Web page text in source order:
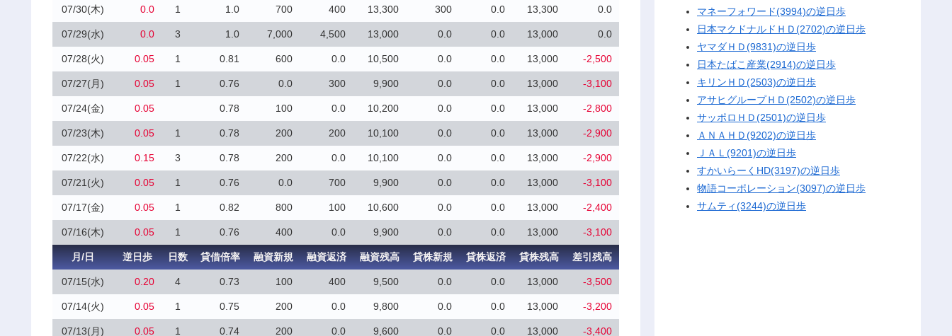
07/30(木) 0.0 1 1.0 700 400 13,300 300 0.0 13,300 0.0
07/29(水) 0.0 3 1.0 7,000 4,500 13,000 0.0 0.0 13,000 0.0
07/28(火) 0.05 1 0.81 600 0.0 10,500 0.0 0.0 13,000 -2,500
07/27(月) 0.05 1 0.76 0.0 300 9,900 0.0 0.0 13,000 -3,100
07/24(金) 0.05 0.78 100 0.0 10,200 0.0 0.0 13,000 -2,800
07/23(木) 0.05 1 0.78 200 200 10,100 0.0 0.0 13,000 -2,900
07/22(水) 0.15 3 0.78 200 0.0 10,100 0.0 0.0 13,000 -2,900
07/21(火) 0.05 1 0.76 0.0 700 9,900 0.0 0.0 13,000 -3,100
07/17(金) 0.05 1 0.82 800 100 10,600 0.0 0.0 13,000 -2,400
07/16(木) 0.05 1 0.76 400 0.0 9,900 0.0 0.0 13,000 -3,100
月/日 逆日歩 日数 貸借倍率 融資新規 融資返済 融資残高 貸株新規 貸株返済 貸株残高 差引残高
07/15(水) 0.20 4 0.73 100 400 9,500 0.0 0.0 13,000 -3,500
07/14(火) 0.05 1 0.75 200 0.0 9,800 0.0 0.0 13,000 -3,200
07/13(月) 0.05 1 0.74 200 0.0 9,600 0.0 0.0 13,000 -3,400
マネーフォワード(3994)の逆日歩
日本マクドナルドＨＤ(2702)の逆日歩
ヤマダＨＤ(9831)の逆日歩
日本たばこ産業(2914)の逆日歩
キリンＨＤ(2503)の逆日歩
アサヒグループＨＤ(2502)の逆日歩
サッポロＨＤ(2501)の逆日歩
ＡＮＡＨＤ(9202)の逆日歩
ＪＡＬ(9201)の逆日歩
すかいらーくHD(3197)の逆日歩
物語コーポレーション(3097)の逆日歩
サムティ(3244)の逆日歩